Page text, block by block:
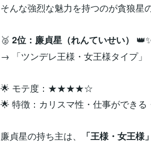
そんな強烈な魅力を持つのが貪狼星
🥈 2位：廉貞星（れんていせい）
→ 「ツンデレ王様・女王様タイプ」
🌟 モテ度：★★★★☆
🌟 特徴：カリスマ性・仕事ができる
廉貞星の持ち主は、 「王様・女王様」